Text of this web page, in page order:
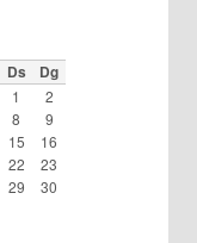
Ds Dg
1
2
8
9
15
16
22
23
29
30